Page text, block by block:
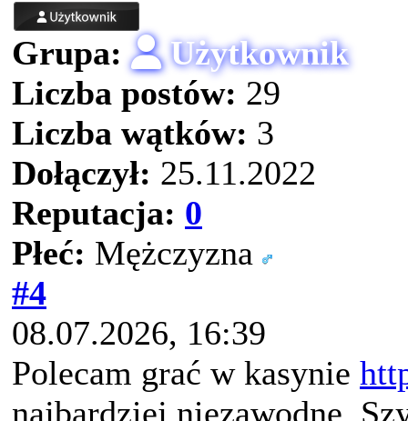
Grupa:
Użytkownik
Liczba postów: 29
Liczba wątków: 3
Dołączył: 25.11.2022
Reputacja: 0
Płeć: Mężczyzna
#4
08.07.2026, 16:39
Polecam grać w kasynie
najbardziej niezawodne.